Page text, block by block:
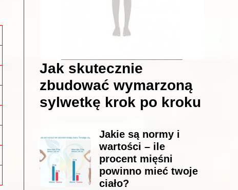
Jak skutecznie
zbudować wymarzoną
sylwetkę krok po kroku
Jakie są normy i
wartości – ile
procent mięśni
powinno mieć twoje
ciało?